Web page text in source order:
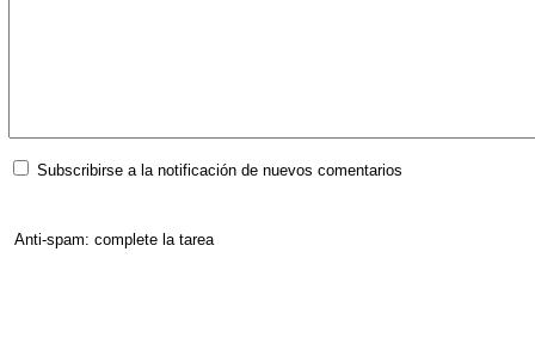
Subscribirse a la notificación de nuevos comentarios
Anti-spam: complete la tarea